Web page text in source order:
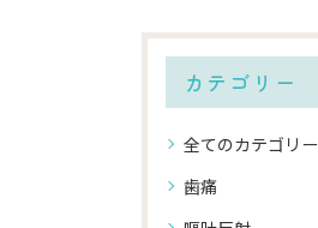
カテゴリー
全てのカテゴリー
歯痛